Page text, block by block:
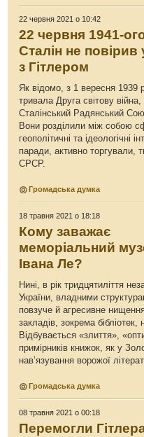
22 червня 2021 о 10:42
22 червня 1941-
Сталін не повірив
з Гітлером
Як відомо, з 1 вересня 1939
тривала Друга світову
Сталінський Радянський
Вони розділили між собою
геополітичні та ідеологічні
паради, активно торгували,
СРСР.
Громадська думка
18 травня 2021 о 18:18
Кому заважає
меморіальний
Івана Ле?
Нині, в рік тридцятиліття
України, владними
повзуче й агресивне
закладів, зокрема
Відбувається «злиття»,
примірників книжок, як у
нав’язування ворожої
Громадська думка
08 травня 2021 о 00:18
Перемогли